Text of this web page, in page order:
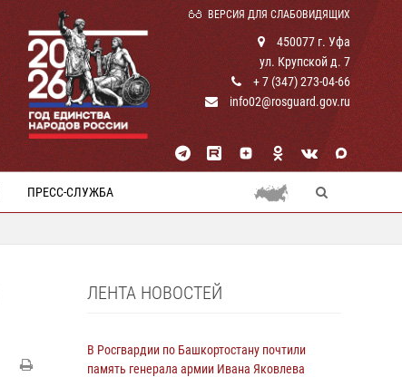
ВЕРСИЯ ДЛЯ СЛАБОВИДЯЩИХ
450077 г. Уфа
ул. Крупской д. 7
+ 7 (347) 273-04-66
info02@rosguard.gov.ru
ПРЕСС-СЛУЖБА
ЛЕНТА НОВОСТЕЙ
В Росгвардии по Башкортостану почтили
память генерала армии Ивана Яковлева